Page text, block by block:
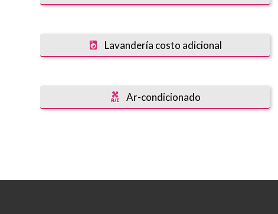
Lavandería costo adicional
Ar-condicionado